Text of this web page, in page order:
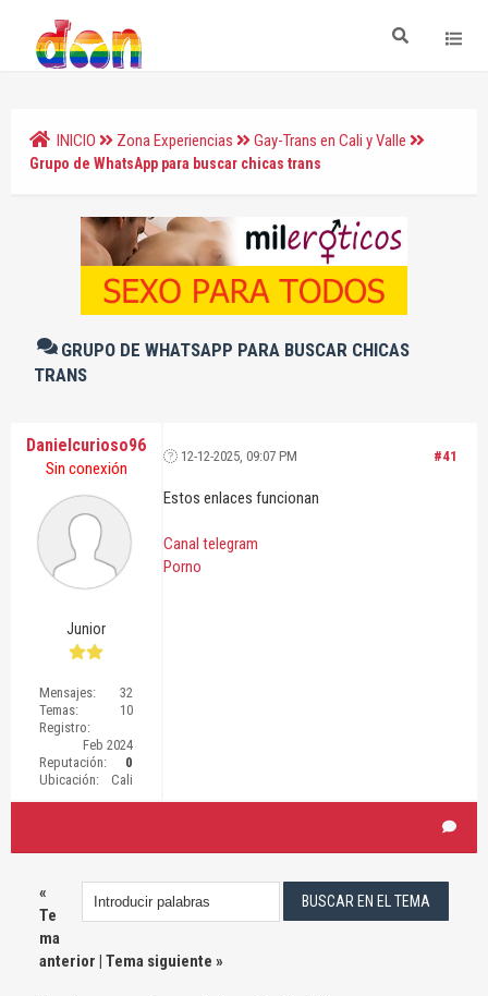
INICIO Zona Experiencias Gay-Trans en Cali y Valle
Grupo de WhatsApp para buscar chicas trans
GRUPO DE WHATSAPP PARA BUSCAR CHICAS
TRANS
Danielcurioso96
Sin conexión
Junior
Mensajes:
32
Temas:
10
Registro:
Feb 2024
Reputación:
0
Ubicación:
Cali
#41
12-12-2025, 09:07 PM
Estos enlaces funcionan
Canal telegram
Porno
«
Te
ma
anterior | Tema siguiente »